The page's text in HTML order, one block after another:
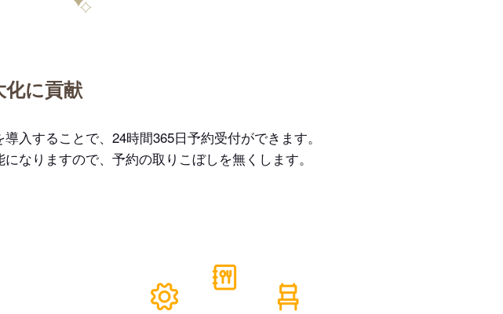
に貢献
入することで、24時間365日予約受付ができます。
なりますので、予約の取りこぼしを無くします。